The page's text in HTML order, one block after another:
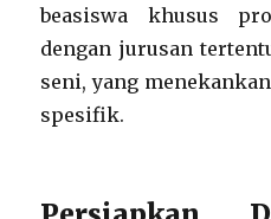
beasiswa khusus
dengan jurusan
seni, yang
spesifik.